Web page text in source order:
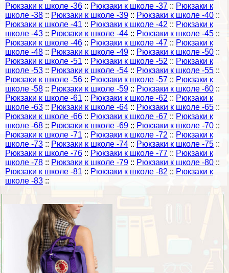
Рюкзаки к школе -36 :: Рюкзаки к школе -37 :: Рюкзаки к
школе -38 :: Рюкзаки к школе -39 :: Рюкзаки к школе -40 ::
Рюкзаки к школе -41 :: Рюкзаки к школе -42 :: Рюкзаки к
школе -43 :: Рюкзаки к школе -44 :: Рюкзаки к школе -45 ::
Рюкзаки к школе -46 :: Рюкзаки к школе -47 :: Рюкзаки к
школе -48 :: Рюкзаки к школе -49 :: Рюкзаки к школе -50 ::
Рюкзаки к школе -51 :: Рюкзаки к школе -52 :: Рюкзаки к
школе -53 :: Рюкзаки к школе -54 :: Рюкзаки к школе -55 ::
Рюкзаки к школе -56 :: Рюкзаки к школе -57 :: Рюкзаки к
школе -58 :: Рюкзаки к школе -59 :: Рюкзаки к школе -60 ::
Рюкзаки к школе -61 :: Рюкзаки к школе -62 :: Рюкзаки к
школе -63 :: Рюкзаки к школе -64 :: Рюкзаки к школе -65 ::
Рюкзаки к школе -66 :: Рюкзаки к школе -67 :: Рюкзаки к
школе -68 :: Рюкзаки к школе -69 :: Рюкзаки к школе -70 ::
Рюкзаки к школе -71 :: Рюкзаки к школе -72 :: Рюкзаки к
школе -73 :: Рюкзаки к школе -74 :: Рюкзаки к школе -75 ::
Рюкзаки к школе -76 :: Рюкзаки к школе -77 :: Рюкзаки к
школе -78 :: Рюкзаки к школе -79 :: Рюкзаки к школе -80 ::
Рюкзаки к школе -81 :: Рюкзаки к школе -82 :: Рюкзаки к
школе -83 ::